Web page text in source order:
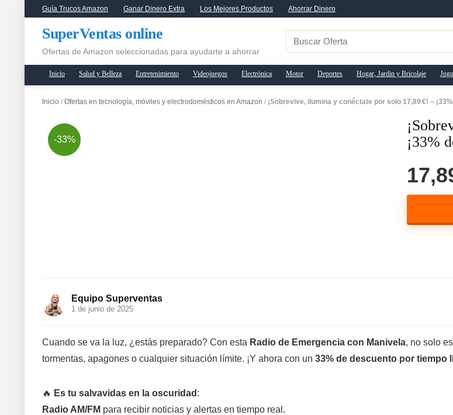
Guía Trucos Amazon Ganar Dinero Extra Los Mejores Productos Ahorrar Dinero
SuperVentas online
Ofertas de Amazon seleccionadas para ayudarte a ahorrar
Inicio Salud y Belleza Entretenimiento Videojuegos Electrónica Motor Deportes Hogar, Jardin y Bricolaje
Inicio / Ofertas en tecnología, móviles y electrodomésticos en Amazon / ¡Sobrevive, ilumina y conéctate por solo 17,89 €! –
-33%
¡33%
Equipo Superventas
1 de junio de 2025
Cuando se va la luz, ¿estás preparado? Con esta Radio de Emergencia con Manivela, no solo
tormentas, apagones o cualquier situación límite. ¡Y ahora con un 33% de descuento por tiempo
🔥 Es tu salvavidas en la oscuridad :
Radio AM/FM para recibir noticias y alertas en tiempo real.